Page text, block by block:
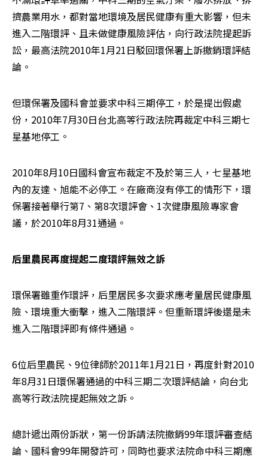
擠農業用水，都對當地環境及居民健康有重大影響，但未
進入二階環評、且未做健康風險評估，向行政法院提起訴
訟，最高法院2010年1月21日駁回環保署上訴撤銷環評結
論。
但環保署及國科會並要求中科三期停工，於是提出假處
份，2010年7月30日台北高等行政法院再裁定中科三期七
星基地停工。
2010年8月10日國科會宣布裁定不及於第三人，七星基地
內的友達、旭能不必停工。在廠商沒有停工的情形下，環
保署接著舉行第7、第8次環評會、1次健康風險專家會
議，於2010年8月31通過。
后里農民再度提起二度環評無效之訴
環保署雖重作環評，后里居民多次要求應考量居民健康風
險、環境重大衝擊，進入二階環評。但重新環評後還是未
進入二階環評即有條件通過。
6位后里農民、9位律師於2011年1月21日，再度針對2010
年8月31日環保署通過的中科三期二次環評結論，向台北
高等行政法院提起無效之訴。
總計遞出兩份訴狀，第一份訴請法院撤銷99年環評審查結
論、國科會99年開發許可，同時也要求法院命中科三期應